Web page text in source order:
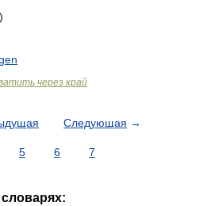
через край
Следующая →
5 6 7